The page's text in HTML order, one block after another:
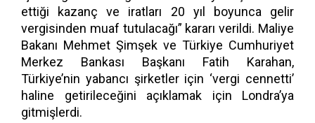
ettiği kazanç ve iratları 20 yıl boyunca gelir
vergisinden muaf tutulacağı” kararı verildi. Maliye
Bakanı Mehmet Şimşek ve Türkiye Cumhuriyet
Merkez Bankası Başkanı Fatih Karahan,
Türkiye’nin yabancı şirketler için ‘vergi cennetti’
haline getirileceğini açıklamak için Londra’ya
gitmişlerdi.